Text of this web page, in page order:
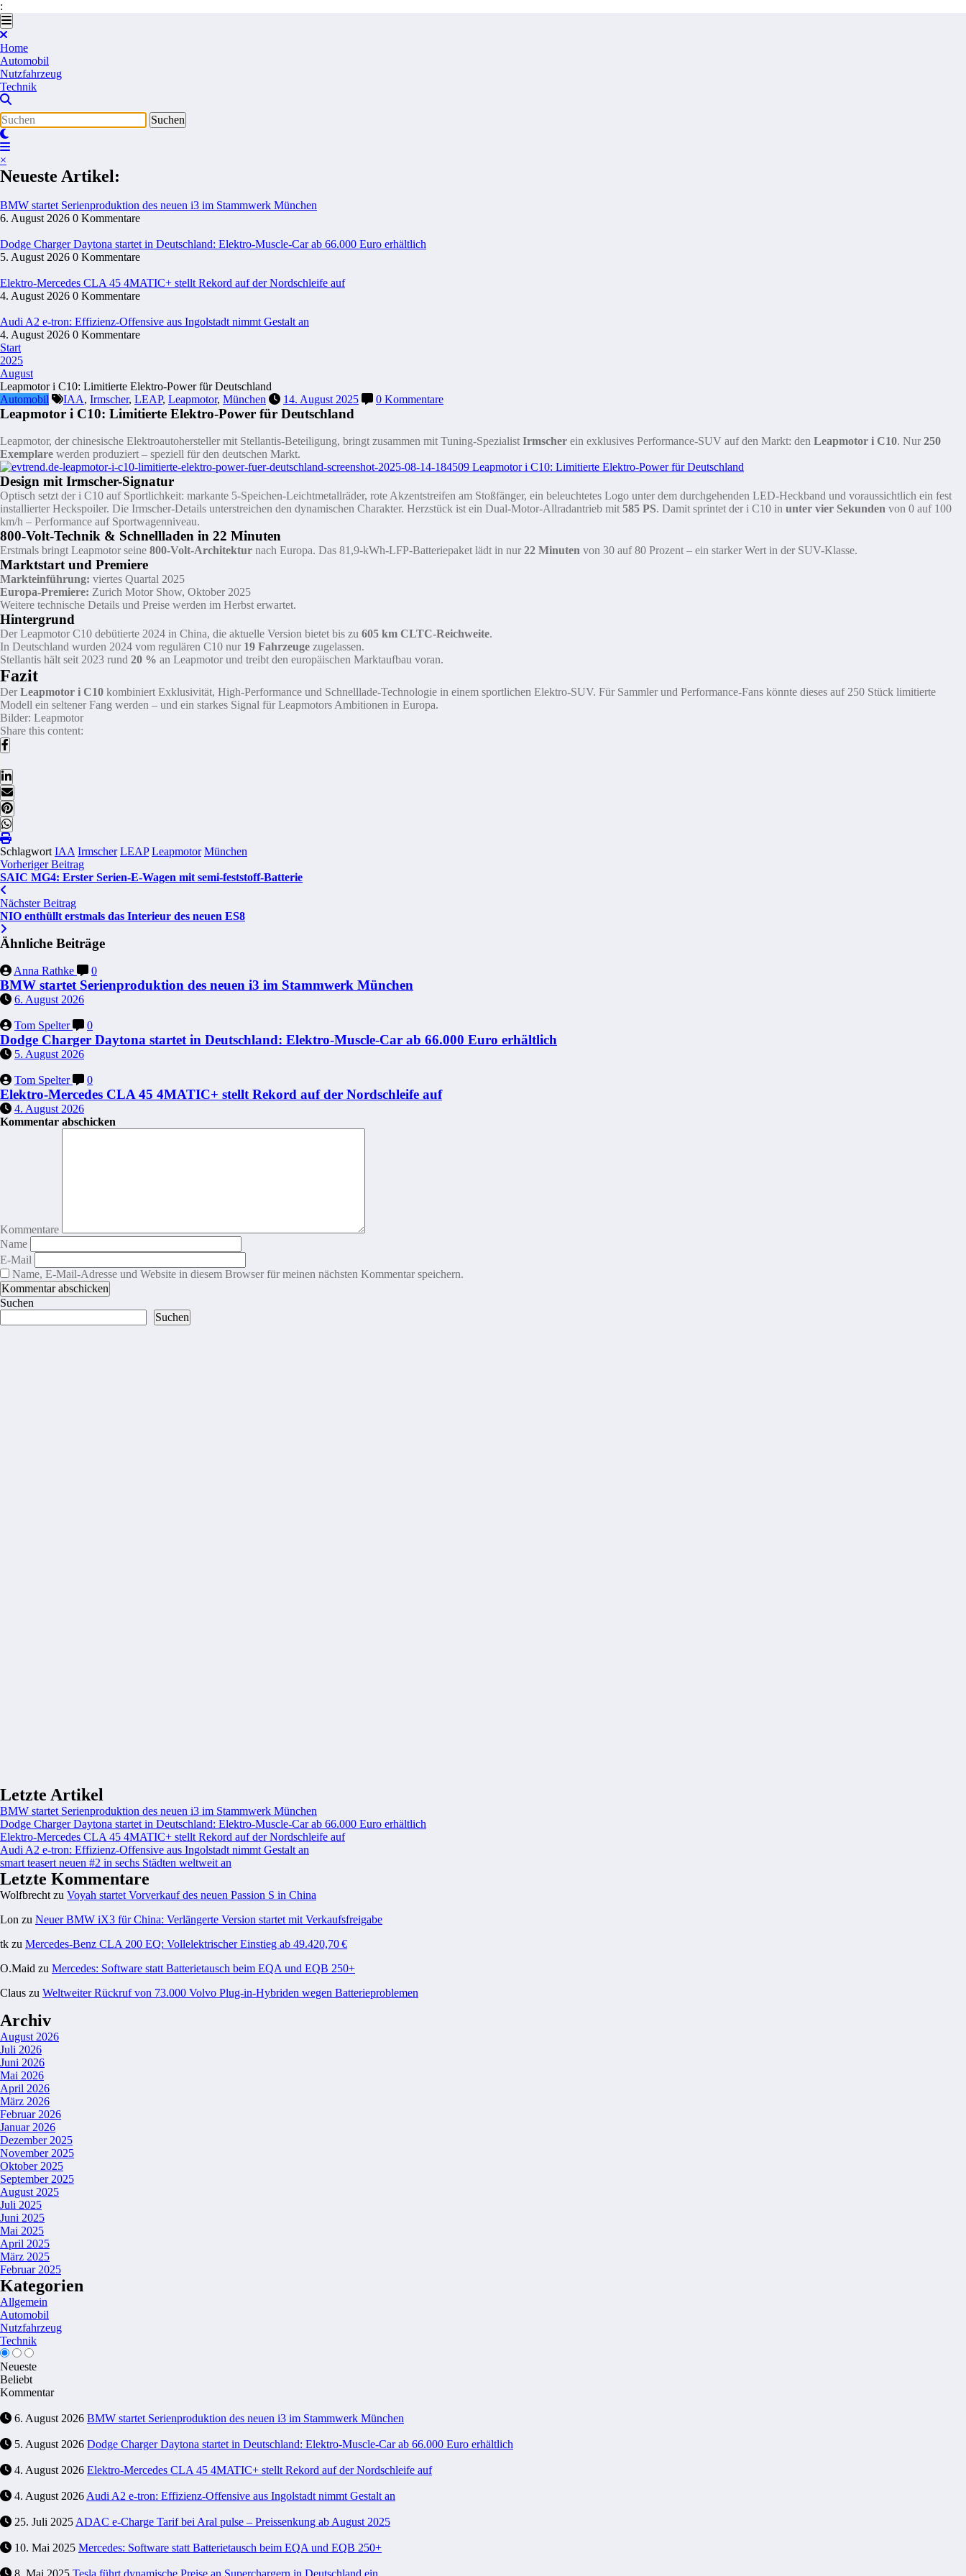
:
Zum
Inhalt
springen
Home
Automobil
Nutzfahrzeug
Technik
×
Neueste Artikel:
BMW startet Serienproduktion des neuen i3 im Stammwerk München
6. August 2026 0 Kommentare
Dodge Charger Daytona startet in Deutschland: Elektro-Muscle-Car ab 66.000 Euro erhältlich
5. August 2026 0 Kommentare
Elektro-Mercedes CLA 45 4MATIC+ stellt Rekord auf der Nordschleife auf
4. August 2026 0 Kommentare
Audi A2 e-tron: Effizienz-Offensive aus Ingolstadt nimmt Gestalt an
4. August 2026 0 Kommentare
Start
2025
August
Leapmotor i C10: Limitierte Elektro-Power für Deutschland
Automobil
IAA, Irmscher, LEAP, Leapmotor, München 14. August 2025 0 Kommentare
Leapmotor i C10: Limitierte Elektro-Power für Deutschland
Leapmotor, der chinesische Elektroautohersteller mit Stellantis-Beteiligung, bringt zusammen mit Tuning-Spezialist Irmscher ein exklusives Performance-SUV auf den Markt: den Leapmotor i C10. Nur250
Exemplare werden produziert – speziell für den deutschen Markt.
Design mit Irmscher-Signatur
Optisch setzt der i C10 auf Sportlichkeit: markante 5-Speichen-Leichtmetallräder, rote Akzentstreifen am Stoßfänger, ein beleuchtetes Logo unter dem durchgehenden LED-Heckband und voraussichtlich ein fest
installierter Heckspoiler. Die Irmscher-Details unterstreichen den dynamischen Charakter. Herzstück ist ein Dual-Motor-Allradantrieb mit 585 PS. Damit sprintet der i C10 in unter vier Sekunden von 0 auf 100
km/h – Performance auf Sportwagenniveau.
800-Volt-Technik & Schnellladen in 22 Minuten
Erstmals bringt Leapmotor seine 800-Volt-Architektur nach Europa. Das 81,9-kWh-LFP-Batteriepaket lädt in nur22 Minuten von 30 auf 80 Prozent – ein starker Wert in der SUV-Klasse.
Marktstart und Premiere
Markteinführung: viertes Quartal 2025
Europa-Premiere: Zurich Motor Show, Oktober 2025
Weitere technische Details und Preise werden im Herbst erwartet.
Hintergrund
Der Leapmotor C10 debütierte 2024 in China, die aktuelle Version bietet bis zu 605 km CLTC-Reichweite.
In Deutschland wurden 2024 vom regulären C10 nur 19 Fahrzeuge zugelassen.
Stellantis hält seit 2023 rund 20 % an Leapmotor und treibt den europäischen Marktaufbau voran.
Fazit
DerLeapmotor i C10 kombiniert Exklusivität, High-Performance und Schnelllade-Technologie in einem sportlichen Elektro-SUV. Für Sammler und Performance-Fans könnte dieses auf 250 Stück limitierte
Modell ein seltener Fang werden – und ein starkes Signal für Leapmotors Ambitionen in Europa.
Bilder: Leapmotor
Share this content:
Schlagwort IAA Irmscher LEAP Leapmotor München
Vorheriger Beitrag
SAIC MG4: Erster Serien-E-Wagen mit semi-feststoff-Batterie
Nächster Beitrag
NIO enthüllt erstmals das Interieur des neuen ES8
Ähnliche Beiträge
Anna Rathke 0
BMW startet Serienproduktion des neuen i3 im Stammwerk München
6. August 2026
Tom Spelter 0
Dodge Charger Daytona startet in Deutschland: Elektro-Muscle-Car ab 66.000 Euro erhältlich
5. August 2026
Tom Spelter 0
Elektro-Mercedes CLA 45 4MATIC+ stellt Rekord auf der Nordschleife auf
4. August 2026
Kommentar abschicken
Kommentare
Name
E-Mail
Name, E-Mail-Adresse und Website in diesem Browser für meinen nächsten Kommentar speichern.
Suchen
Suchen
Letzte Artikel
BMW startet Serienproduktion des neuen i3 im Stammwerk München
Dodge Charger Daytona startet in Deutschland: Elektro-Muscle-Car ab 66.000 Euro erhältlich
Elektro-Mercedes CLA 45 4MATIC+ stellt Rekord auf der Nordschleife auf
Audi A2 e-tron: Effizienz-Offensive aus Ingolstadt nimmt Gestalt an
smart teasert neuen #2 in sechs Städten weltweit an
Letzte Kommentare
Wolfbrecht zu Voyah startet Vorverkauf des neuen Passion S in China
Lon zu Neuer BMW iX3 für China: Verlängerte Version startet mit Verkaufsfreigabe
tk zu Mercedes-Benz CLA 200 EQ: Vollelektrischer Einstieg ab 49.420,70 €
O.Maid zu Mercedes: Software statt Batterietausch beim EQA und EQB 250+
Claus zu Weltweiter Rückruf von 73.000 Volvo Plug-in-Hybriden wegen Batterieproblemen
Archiv
August 2026
Juli 2026
Juni 2026
Mai 2026
April 2026
März 2026
Februar 2026
Januar 2026
Dezember 2025
November 2025
Oktober 2025
September 2025
August 2025
Juli 2025
Juni 2025
Mai 2025
April 2025
März 2025
Februar 2025
Kategorien
Allgemein
Automobil
Nutzfahrzeug
Technik
Neueste
Beliebt
Kommentar
6. August 2026 BMW startet Serienproduktion des neuen i3 im Stammwerk München
5. August 2026 Dodge Charger Daytona startet in Deutschland: Elektro-Muscle-Car ab 66.000 Euro erhältlich
4. August 2026 Elektro-Mercedes CLA 45 4MATIC+ stellt Rekord auf der Nordschleife auf
4. August 2026 Audi A2 e-tron: Effizienz-Offensive aus Ingolstadt nimmt Gestalt an
25. Juli 2025 ADAC e-Charge Tarif bei Aral pulse – Preissenkung ab August 2025
10. Mai 2025 Mercedes: Software statt Batterietausch beim EQA und EQB 250+
8. Mai 2025 Tesla führt dynamische Preise an Superchargern in Deutschland ein